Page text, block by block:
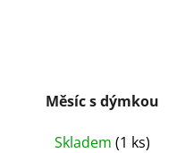
Měsíc s dýmkou
Skladem (1 ks)